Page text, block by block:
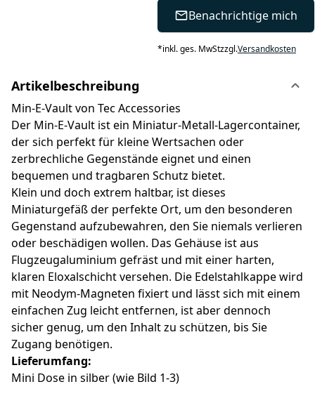
Benachrichtige mich
*inkl. ges. MwStzzgl.Versandkosten
Artikelbeschreibung
Min-E-Vault von Tec Accessories
Der Min-E-Vault ist ein Miniatur-Metall-Lagercontainer,
der sich perfekt für kleine Wertsachen oder
zerbrechliche Gegenstände eignet und einen
bequemen und tragbaren Schutz bietet.
Klein und doch extrem haltbar, ist dieses
Miniaturgefäß der perfekte Ort, um den besonderen
Gegenstand aufzubewahren, den Sie niemals verlieren
oder beschädigen wollen. Das Gehäuse ist aus
Flugzeugaluminium gefräst und mit einer harten,
klaren Eloxalschicht versehen. Die Edelstahlkappe wird
mit Neodym-Magneten fixiert und lässt sich mit einem
einfachen Zug leicht entfernen, ist aber dennoch
sicher genug, um den Inhalt zu schützen, bis Sie
Zugang benötigen.
Lieferumfang:
Mini Dose in silber (wie Bild 1-3)